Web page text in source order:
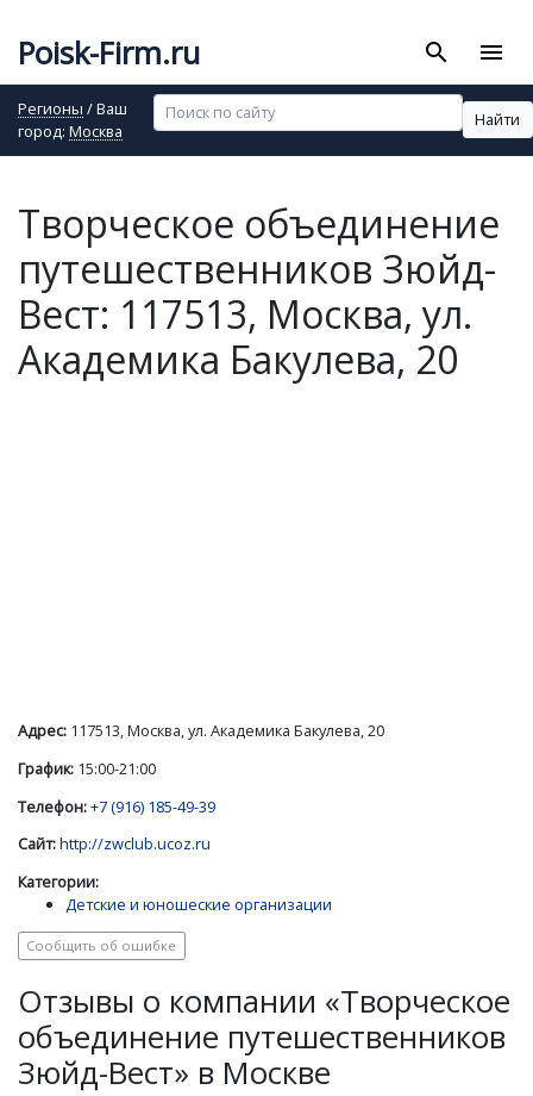
Poisk-Firm.ru search menu
Регионы / Ваш
город: Москва
Найти
Творческое объединение
путешественников Зюйд-
Вест: 117513, Москва, ул.
Академика Бакулева, 20
Адрес: 117513, Москва, ул. Академика Бакулева, 20
График: 15:00-21:00
Телефон:+7 (916) 185-49-39
Сайт:http://zwclub.ucoz.ru
Категории:
Детские и юношеские организации
Сообщить об ошибке
Отзывы о компании «Творческое
объединение путешественников
Зюйд-Вест» в Москве